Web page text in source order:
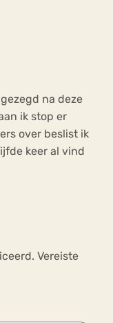
na deze
ik stop er
over beslist ik
keer al vind
Vereiste